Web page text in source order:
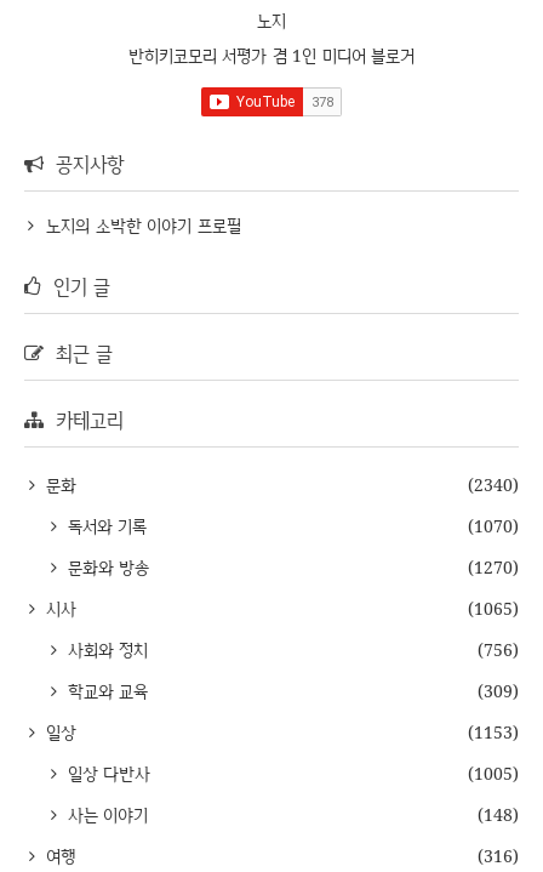
노지
반히키코모리 서평가 겸 1인 미디어 블로거
공지사항
노지의 소박한 이야기 프로필
인기 글
최근 글
카테고리
문화
(2340)
독서와 기록
(1070)
문화와 방송
(1270)
시사
(1065)
사회와 정치
(756)
학교와 교육
(309)
일상
(1153)
일상 다반사
(1005)
사는 이야기
(148)
여행
(316)